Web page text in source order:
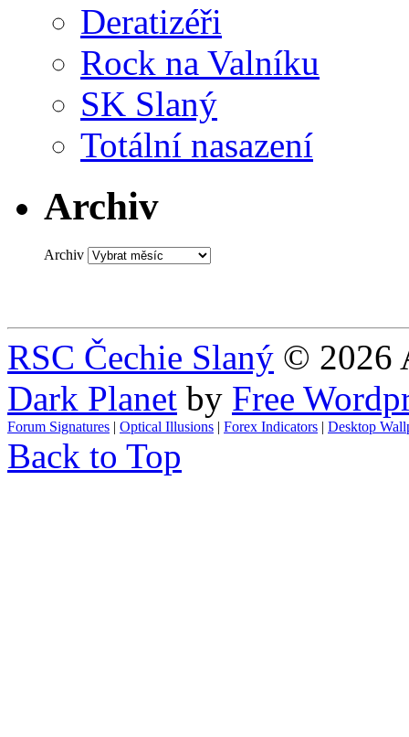
Deratizéři
Rock na Valníku
SK Slaný
Totální nasazení
Archiv
Archiv
RSC Čechie Slaný © 2026
Dark Planet by Free
Forum Signatures | Optical Illusions | Forex Indicators | Desktop
Back to Top